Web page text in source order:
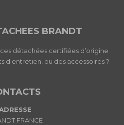
BRANDT
détachées certifiées d’origine
d'entretien, ou des accessoires ?
FRANCE